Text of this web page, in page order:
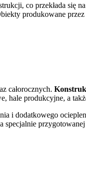
co przekłada
produkowane
całorocznych.
hale produkcyjne, a
i dodatkowego